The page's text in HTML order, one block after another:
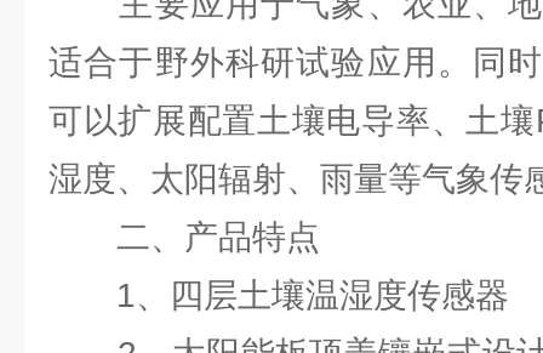
适合于野外科研试验应用。同
可以扩展配置土壤电导率、土
湿度、太阳辐射、雨量等气象传
二、产品特点
1、四层土壤温湿度传感器